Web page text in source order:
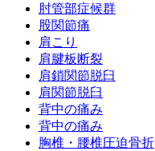
肘管部症候群
股関節痛
肩こり
肩腱板断裂
肩鎖関節脱臼
肩関節脱臼
背中の痛み
背中の痛み
胸椎・腰椎圧迫骨折